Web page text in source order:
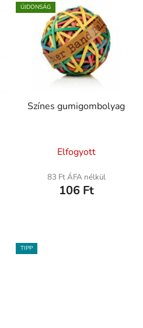
ÚJDONSÁG
Színes gumigombolyag
Elfogyott
83 Ft ÁFA nélkül
106 Ft
TIPP